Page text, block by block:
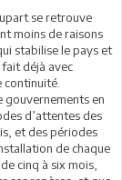
se retrouve
moins de raisons
stabilise le pays et
déjà avec
gouvernements en
d’attentes des
et des périodes
de chaque
cinq à six mois,